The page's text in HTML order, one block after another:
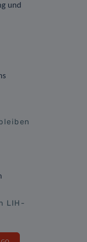
und
LIH-